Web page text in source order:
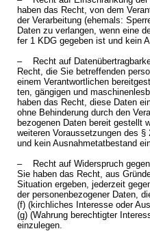
haben das Recht, von dem
der Ver­ar­bei­tung (ehe­mals:
Daten zu ver­lan­gen, wenn eine
fer 1 KDG ge­ge­ben ist und kein
– Recht auf
Recht, die Sie be­tref­fen­den
einem Ver­ant­wort­li­chen
ten, gän­gi­gen und
haben das Recht, diese Daten
ohne Be­hin­de­rung durch den
be­zo­ge­nen Daten be­reit ge­stellt
wei­te­ren Vor­aus­set­zun­gen des
und kein Aus­nah­me­tat­be­stand
– Recht auf Wi­der­spruch gegen
Sie haben das Recht, aus
Si­tua­ti­on er­ge­ben, je­der­zeit
der per­so­nen­be­zo­ge­ner Daten,
(f) (kirch­li­ches In­ter­es­se oder
(g) (Wah­rung be­rech­tig­ter
ein­zu­le­gen.